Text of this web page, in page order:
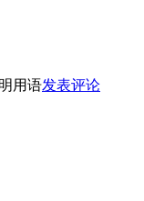
用语发表评论